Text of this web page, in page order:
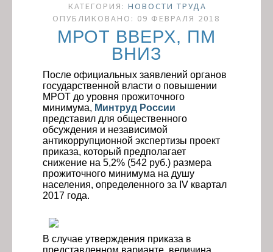
КАТЕГОРИЯ: НОВОСТИ ТРУДА
ОПУБЛИКОВАНО: 09 ФЕВРАЛЯ 2018
МРОТ ВВЕРХ, ПМ
ВНИЗ
После официальных заявлений органов
государственной власти о повышении
МРОТ до уровня прожиточного
минимума, Минтруд России
представил для общественного
обсуждения и независимой
антикоррупционной экспертизы проект
приказа, который предполагает
снижение на 5,2% (542 руб.) размера
прожиточного минимума на душу
населения, определенного за IV квартал
2017 года.
В случае утверждения приказа в
представленном варианте, величина